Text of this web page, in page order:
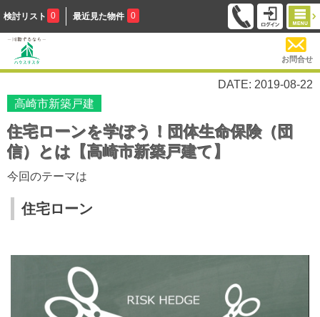
検討リスト 0 最近見た物件 0
お問合せ
DATE: 2019-08-22
高崎市新築戸建
住宅ローンを学ぼう！団体生命保険（団
信）とは【高崎市新築戸建て】
今回のテーマは
住宅ローン